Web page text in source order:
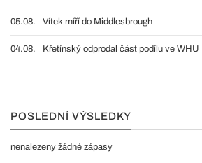
05.08. Vítek míří do Middlesbrough
04.08. Křetínský odprodal část podílu ve WHU
POSLEDNÍ VÝSLEDKY
nenalezeny žádné zápasy